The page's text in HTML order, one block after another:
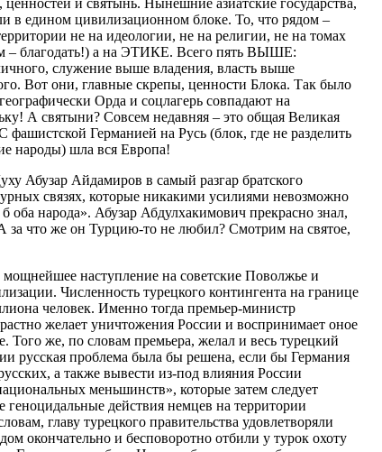
и святынь. Нынешние азиатские государства,
в едином цивилизационном блоке. То, что рядом –
не на идеологии, не на религии, не на томах
– благодать!) а на ЭТИКЕ. Всего пять ВЫШЕ:
служение выше владения, власть выше
Вот они, главные скрепы, ценности Блока. Так было
Орда и соцлагерь совпадают на
А святыни? Совсем недавняя – это общая Великая
фашистской Германией на Русь (блок, где не разделить
народы) шла вся Европа!
Абузар Айдамиров в самый разгар братского
связях, которые никакими усилиями невозможно
оба народа». Абузар Абдулхакимович прекрасно знал,
что же он Турцию-то не любил? Смотрим на святое,
наступление на советские Поволжье и
Численность турецкого контингента на границе
человек. Именно тогда премьер-министр
желает уничтожения России и воспринимает оное
Того же, по словам премьера, желал и весь турецкий
русская проблема была бы решена, если бы Германия
а также вывести из-под влияния России
меньшинств», которые затем следует
геноцидальные действия немцев на территории
главу турецкого правительства удовлетворяли
окончательно и бесповоротно отбили у турок охоту